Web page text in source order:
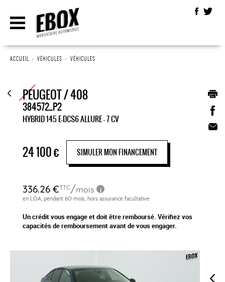
ACCUEIL • VÉHICULES • VÉHICULES
PEUGEOT / 408
384572_P2
HYBRID 145 E-DCS6 ALLURE - 7 CV
24 100€ SIMULER MON FINANCEMENT
Un crédit vous engage et doit être remboursé. Vérifiez vos
capacités de remboursement avant de vous engager.